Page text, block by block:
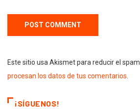
Este sitio usa Akismet para reducir el spam.
procesan los datos de tus comentarios
¡SÍGUENOS!